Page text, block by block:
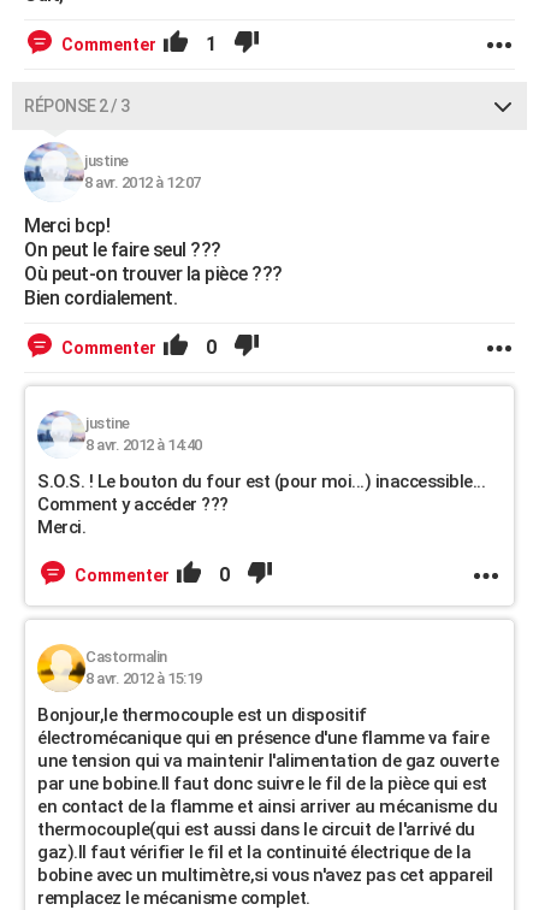
FORUM
Bricolage
Lifestyle
Culture
Sport
Auto
Television
Voyage
Cinema
Commenter 1
RÉPONSE 2 / 3
justine
8 avr. 2012 à 12:07
Merci bcp!
On peut le faire seul ???
Où peut-on trouver la pièce ???
Bien cordialement.
Commenter 0
justine
8 avr. 2012 à 14:40
S.O.S. ! Le bouton du four est (pour moi...) inaccessible...
Comment y accéder ???
Merci.
Commenter 0
Castormalin
8 avr. 2012 à 15:19
Bonjour,le thermocouple est un dispositif
électromécanique qui en présence d'une flamme va faire
une tension qui va maintenir l'alimentation de gaz ouverte
par une bobine.Il faut donc suivre le fil de la pièce qui est
en contact de la flamme et ainsi arriver au mécanisme du
thermocouple(qui est aussi dans le circuit de l'arrivé du
gaz).Il faut vérifier le fil et la continuité électrique de la
bobine avec un multimètre,si vous n'avez pas cet appareil
remplacez le mécanisme complet.